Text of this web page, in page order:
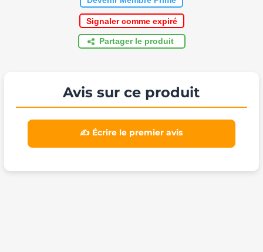
Signaler comme expiré
Partager le produit
Avis sur ce produit
✍️ Écrire le premier avis